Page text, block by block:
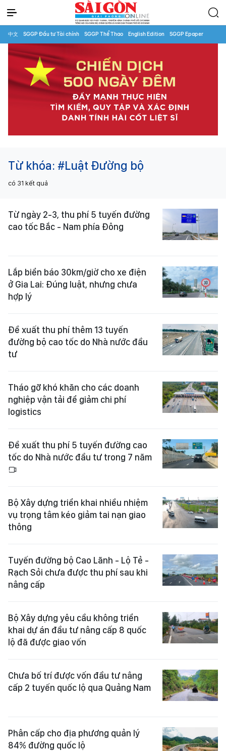
中文 SGGP Đầu tư Tài chính SGGP Thể Thao English Edition SGGP Epaper
Từ khóa: #Luật Đường bộ
có 31 kết quả
Từ ngày 2-3, thu phí 5 tuyến đường
cao tốc Bắc - Nam phía Đông
Lắp biển báo 30km/giờ cho xe điện
ở Gia Lai: Đúng luật, nhưng chưa
hợp lý
Đề xuất thu phí thêm 13 tuyến
đường bộ cao tốc do Nhà nước đầu
tư
Tháo gỡ khó khăn cho các doanh
nghiệp vận tải để giảm chi phí
logistics
Đề xuất thu phí 5 tuyến đường cao
tốc do Nhà nước đầu tư trong 7 năm
Bộ Xây dựng triển khai nhiều nhiệm
vụ trọng tâm kéo giảm tai nạn giao
thông
Tuyến đường bộ Cao Lãnh - Lộ Tẻ -
Rạch Sỏi chưa được thu phí sau khi
nâng cấp
Bộ Xây dựng yêu cầu không triển
khai dự án đầu tư nâng cấp 8 quốc
lộ đã được giao vốn
Chưa bố trí được vốn đầu tư nâng
cấp 2 tuyến quốc lộ qua Quảng Nam
Phân cấp cho địa phương quản lý
84% đường quốc lộ